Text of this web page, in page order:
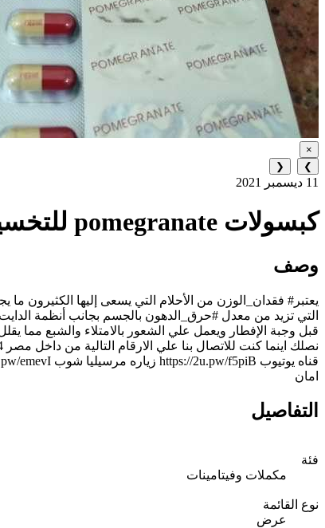
×
❯
❮
11 ديسمبر 2021
كبسولات pomegranate للتخسيس وحرق الدهون 01064388434
وصف
قبل وجبة الإفطار ويعمل علي الشعور بالامتلاء والشبع مما
امان
التفاصيل
فئة
مكملات وفيتامينات
نوع القائمة
عرض